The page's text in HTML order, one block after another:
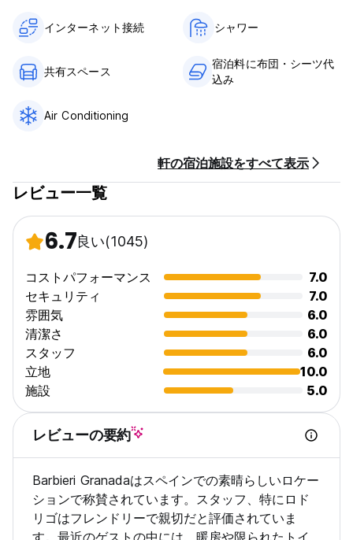
チェックイン：15:00
チェックアウト：11:00
到着時の支払いは現金、クレジットカード、またはデビットカー
税金込み。
インターネット接続 シャワー
共有スペース
宿泊料に布団・シーツ代
込み
Air Conditioning
軒の宿泊施設をすべて表示
レビュー一覧
6.7良い(1045)
コストパフォーマンス
7.0
セキュリティ
7.0
雰囲気
6.0
清潔さ
6.0
スタッフ
6.0
立地
10.0
施設
5.0
レビューの要約
Barbieri Granadaはスペインでの素晴らしいロケー
ションで称賛されています。スタッフ、特にロド
リゴはフレンドリーで親切だと評価されていま